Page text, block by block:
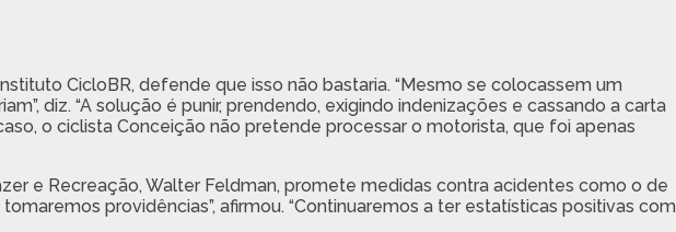
CicloBR, defende que isso não bastaria. “Mesmo se colocassem um
diz. “A solução é punir, prendendo, exigindo indenizações e cassando a carta
o ciclista Conceição não pretende processar o motorista, que foi apenas
e Recreação, Walter Feldman, promete medidas contra acidentes como o de
providências”, afirmou. “Continuaremos a ter estatísticas positivas com